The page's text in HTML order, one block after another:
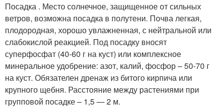
Посадка . Место солнечное, защищенное от сильных
ветров, возможна посадка в полутени. Почва легкая,
плодородная, хорошо увлажненная, с нейтральной или
слабокислой реакцией. Под посадку вносят
суперфосфат (40-60 г на куст) или комплексное
минеральное удобрение: азот, калий, фосфор – 50-70 г
на куст. Обязателен дренаж из битого кирпича или
крупного щебня. Расстояние между растениями при
групповой посадке – 1,5 — 2 м.